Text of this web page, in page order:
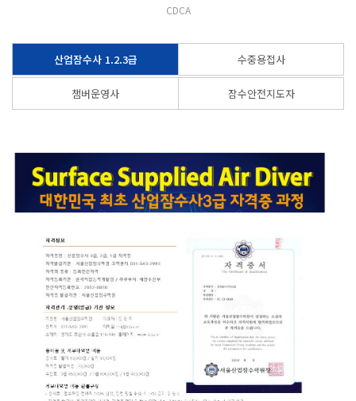
CDCA
산업잠수사 1.2.3급 수중용접사
챔버운영사 잠수안전지도자